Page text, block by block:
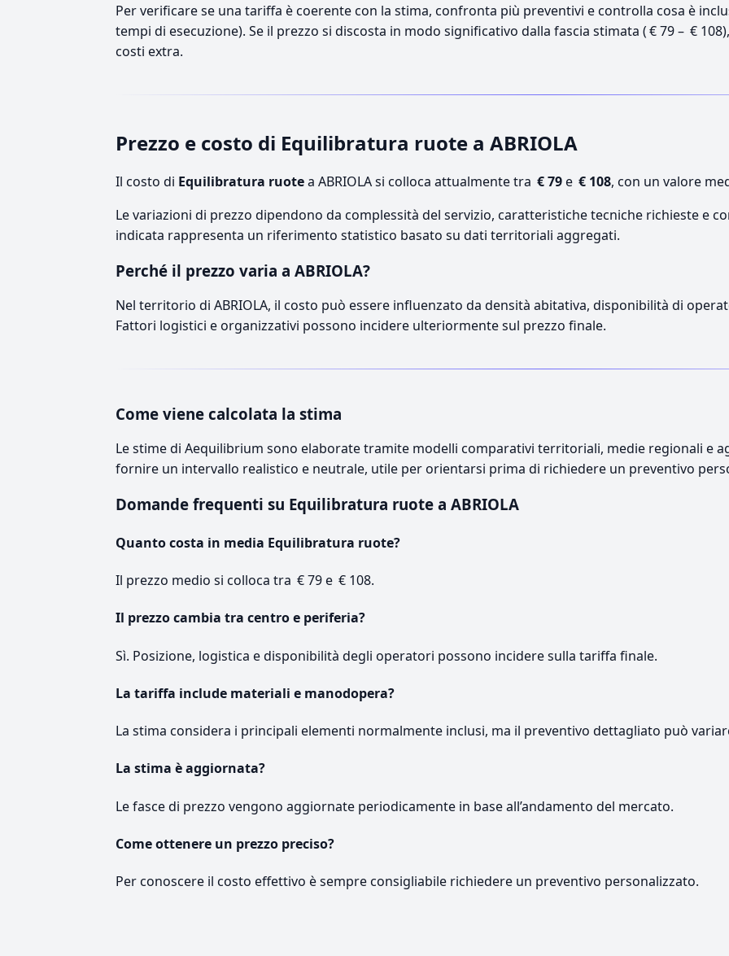
Per verificare se una tariffa è coerente con la stima, confronta più preventivi e controlla cosa è
tempi di esecuzione). Se il prezzo si discosta in modo significativo dalla fascia stimata ( € 79 – €
costi extra.
Prezzo e costo di Equilibratura ruote a ABRIOLA
Il costo di Equilibratura ruotea ABRIOLA si colloca attualmente tra € 79e € 108, con un valore
Le variazioni di prezzo dipendono da complessità del servizio, caratteristiche tecniche richieste e
indicata rappresenta un riferimento statistico basato su dati territoriali aggregati.
Perché il prezzo varia a ABRIOLA?
Nel territorio di ABRIOLA, il costo può essere influenzato da densità abitativa, disponibilità di
Fattori logistici e organizzativi possono incidere ulteriormente sul prezzo finale.
Come viene calcolata la stima
Le stime di Aequilibrium sono elaborate tramite modelli comparativi territoriali, medie regionali e
fornire un intervallo realistico e neutrale, utile per orientarsi prima di richiedere un preventivo
Domande frequenti su Equilibratura ruote a ABRIOLA
Quanto costa in media Equilibratura ruote?
Il prezzo medio si colloca tra € 79 e € 108.
Il prezzo cambia tra centro e periferia?
Sì. Posizione, logistica e disponibilità degli operatori possono incidere sulla tariffa finale.
La tariffa include materiali e manodopera?
La stima considera i principali elementi normalmente inclusi, ma il preventivo dettagliato può
La stima è aggiornata?
Le fasce di prezzo vengono aggiornate periodicamente in base all’andamento del mercato.
Come ottenere un prezzo preciso?
Per conoscere il costo effettivo è sempre consigliabile richiedere un preventivo personalizzato.